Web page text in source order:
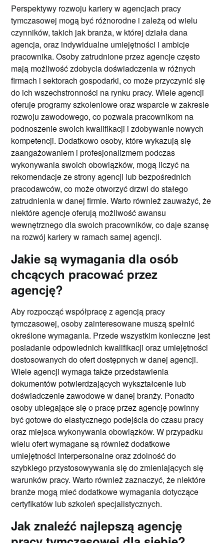
Perspektywy rozwoju kariery w agencjach pracy
tymczasowej mogą być różnorodne i zależą od wielu
czynników, takich jak branża, w której działa dana
agencja, oraz indywidualne umiejętności i ambicje
pracownika. Osoby zatrudnione przez agencje często
mają możliwość zdobycia doświadczenia w różnych
firmach i sektorach gospodarki, co może przyczynić się
do ich wszechstronności na rynku pracy. Wiele agencji
oferuje programy szkoleniowe oraz wsparcie w zakresie
rozwoju zawodowego, co pozwala pracownikom na
podnoszenie swoich kwalifikacji i zdobywanie nowych
kompetencji. Dodatkowo osoby, które wykazują się
zaangażowaniem i profesjonalizmem podczas
wykonywania swoich obowiązków, mogą liczyć na
rekomendacje ze strony agencji lub bezpośrednich
pracodawców, co może otworzyć drzwi do stałego
zatrudnienia w danej firmie. Warto również zauważyć, że
niektóre agencje oferują możliwość awansu
wewnętrznego dla swoich pracowników, co daje szansę
na rozwój kariery w ramach samej agencji.
Jakie są wymagania dla osób
chcących pracować przez
agencję?
Aby rozpocząć współpracę z agencją pracy
tymczasowej, osoby zainteresowane muszą spełnić
określone wymagania. Przede wszystkim konieczne jest
posiadanie odpowiednich kwalifikacji oraz umiejętności
dostosowanych do ofert dostępnych w danej agencji.
Wiele agencji wymaga także przedstawienia
dokumentów potwierdzających wykształcenie lub
doświadczenie zawodowe w danej branży. Ponadto
osoby ubiegające się o pracę przez agencję powinny
być gotowe do elastycznego podejścia do czasu pracy
oraz miejsca wykonywania obowiązków. W przypadku
wielu ofert wymagane są również dodatkowe
umiejętności interpersonalne oraz zdolność do
szybkiego przystosowywania się do zmieniających się
warunków pracy. Warto również zaznaczyć, że niektóre
branże mogą mieć dodatkowe wymagania dotyczące
certyfikatów lub szkoleń specjalistycznych.
Jak znaleźć najlepszą agencję